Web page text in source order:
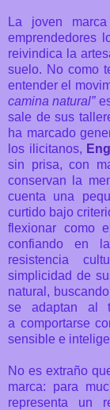
La joven
emprendedores
reivindica la
suelo. No como
entender el
camina natural”
sale de sus
ha marcado
los ilicitanos,
sin prisa, con
conservan la
cuenta una
curtido bajo
flexionar como
confiando en
resistencia
simplicidad de
natural,
se adaptan al
a comportarse
sensible e
No es extraño
marca: para
representa un